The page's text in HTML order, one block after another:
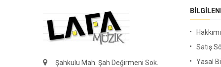
Şahkulu Mah. Şah Değirmeni Sok.
Satış
Yasal